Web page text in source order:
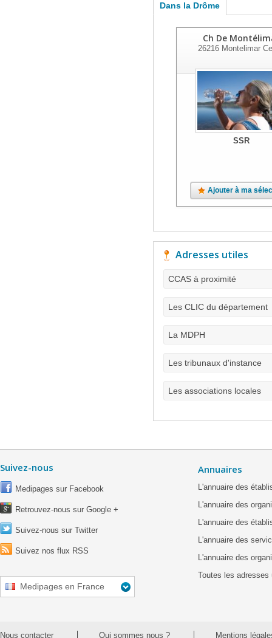
Dans la Drôme
Ch De
26216Montelimar
SSR
Ajouter à ma
Adresses utiles
CCAS à proximité
Les CLIC du département
La MDPH
Les tribunaux d'instance
Les associations locales
Suivez-nous
Medipages sur Facebook
Retrouvez-nous sur Google +
Suivez-nous sur Twitter
Suivez nos flux RSS
Medipages en France
Annuaires
L'annuaire des
L'annuaire des
L'annuaire des
L'annuaire des
L'annuaire des
Toutes les adresses
Nous contacter Qui sommes nous ? Mentions